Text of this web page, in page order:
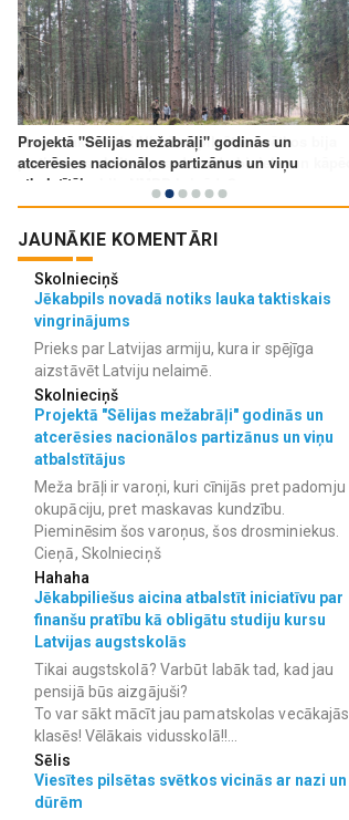
JAUNĀKIE KOMENTĀRI
Skolnieciņš
Jēkabpils novadā notiks lauka taktiskais
vingrinājums
Prieks par Latvijas armiju, kura ir spējīga
aizstāvēt Latviju nelaimē.
Skolnieciņš
Projektā "Sēlijas mežabrāļi" godinās un
atcerēsies nacionālos partizānus un viņu
atbalstītājus
Meža brāļi ir varoņi, kuri cīnijās pret padomju
okupāciju, pret maskavas kundzību.
Pieminēsim šos varoņus, šos drosminiekus.
Cieņā, Skolnieciņš
Hahaha
Jēkabpiliešus aicina atbalstīt iniciatīvu par
finanšu pratību kā obligātu studiju kursu
Latvijas augstskolās
Tikai augstskolā? Varbūt labāk tad, kad jau
pensijā būs aizgājuši?
To var sākt mācīt jau pamatskolas vecākajās
klasēs! Vēlākais vidusskolā!!...
Sēlis
Viesītes pilsētas svētkos vicinās ar nazi un
dūrēm